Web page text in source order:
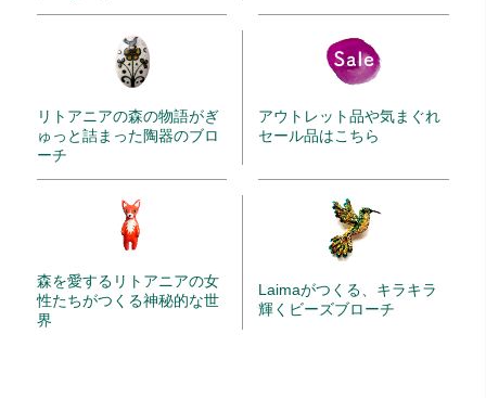
リトアニアの森の物語がぎ
ゅっと詰まった陶器のブロ
ーチ
アウトレット品や気まぐれ
セール品はこちら
森を愛するリトアニアの女
性たちがつくる神秘的な世
界
Laimaがつくる、キラキラ
輝くビーズブローチ